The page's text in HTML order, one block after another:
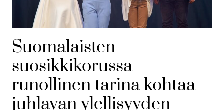
Suomalaisten
suosikkikorussa
runollinen tarina kohtaa
juhlavan ylellisyyden